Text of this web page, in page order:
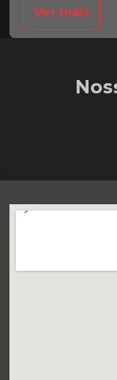
Ver mais